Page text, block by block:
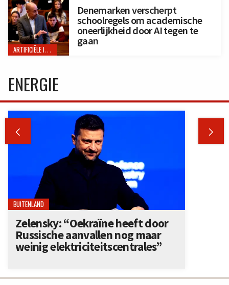
ARTIFICIËLE INTELLIGENTIE
Denemarken verscherpt
schoolregels om academische
oneerlijkheid door AI tegen te
gaan
ENERGIE
 
BUITENLAND
Zelensky: “Oekraïne heeft door
Russische aanvallen nog maar
weinig elektriciteitscentrales”